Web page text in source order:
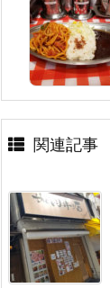
関連記事